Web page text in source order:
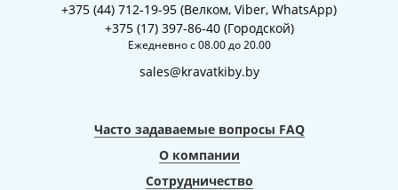
+375 (44) 712-19-95 (Велком, Viber, WhatsApp)
+375 (17) 397-86-40 (Городской)
Ежедневно с 08.00 до 20.00
sales@kravatkiby.by
Часто задаваемые вопросы FAQ
О компании
Сотрудничество